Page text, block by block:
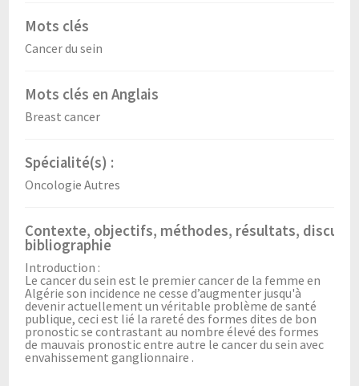
Mots clés
Cancer du sein
Mots clés en Anglais
Breast cancer
Spécialité(s) :
Oncologie Autres
Contexte, objectifs, méthodes, résultats,
bibliographie
Introduction :
Le cancer du sein est le premier cancer de la femme en
Algérie son incidence ne cesse d’augmenter jusqu'à
devenir actuellement un véritable problème de santé
publique, ceci est lié la rareté des formes dites de bon
pronostic se contrastant au nombre élevé des formes
de mauvais pronostic entre autre le cancer du sein avec
envahissement ganglionnaire .